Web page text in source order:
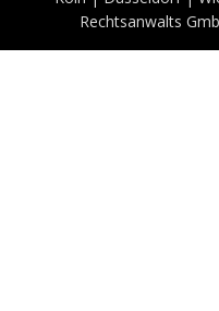
Rechtsanwalts